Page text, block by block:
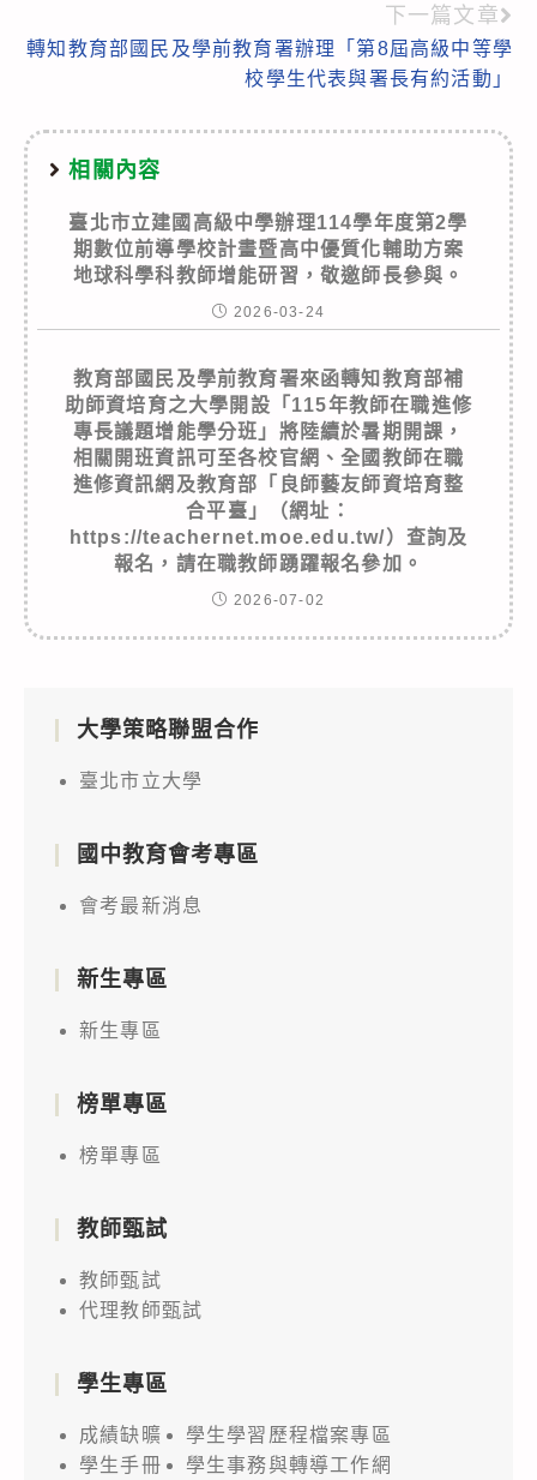
下一篇文章
轉知教育部國民及學前教育署辦理「第8屆高級中等學
校學生代表與署長有約活動」
相關內容
臺北市立建國高級中學辦理114學年度第2學
期數位前導學校計畫暨高中優質化輔助方案
地球科學科教師增能研習，敬邀師長參與。
2026-03-24
教育部國民及學前教育署來函轉知教育部補
助師資培育之大學開設「115年教師在職進修
專長議題增能學分班」將陸續於暑期開課，
相關開班資訊可至各校官網、全國教師在職
進修資訊網及教育部「良師藝友師資培育整
合平臺」（網址：
https://teachernet.moe.edu.tw/）查詢及
報名，請在職教師踴躍報名參加。
2026-07-02
大學策略聯盟合作
臺北市立大學
國中教育會考專區
會考最新消息
新生專區
新生專區
榜單專區
榜單專區
教師甄試
教師甄試
代理教師甄試
學生專區
成績缺曠
學生學習歷程檔案專區
學生手冊
學生事務與轉導工作網